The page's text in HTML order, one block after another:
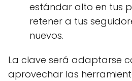
estándar alto en tus
retener a tus
nuevos.
La clave será adaptarse
aprovechar las